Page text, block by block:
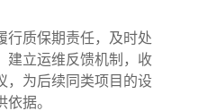
行质保期责任，及时处
建立运维反馈机制，收
，为后续同类项目的设
据。